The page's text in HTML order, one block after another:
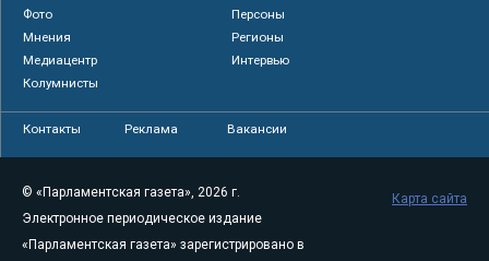
Фото
Персоны
Мнения
Регионы
Медиацентр
Интервью
Колумнисты
Контакты Реклама Вакансии
© «Парламентская газета», 2026 г.
Электронное периодическое издание
«Парламентская газета» зарегистрировано в
Карта сайта